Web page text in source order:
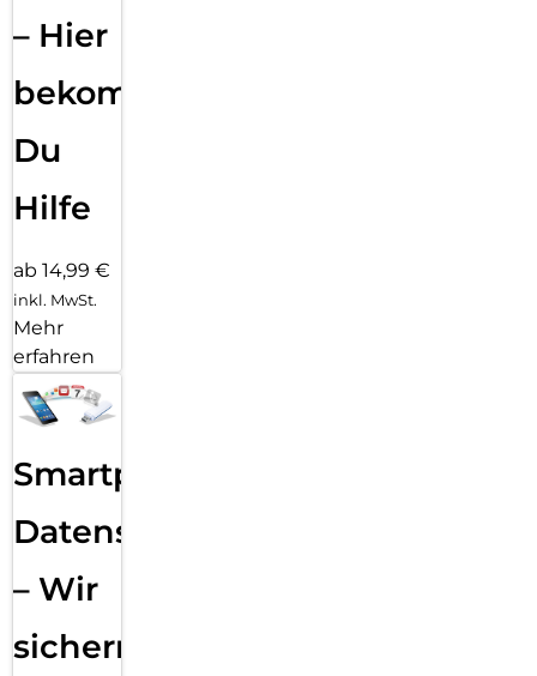
– Hier
bekommst
Du
Hilfe
ab 14,99 €
inkl. MwSt.
Mehr
erfahren
Smartphone
Datensicherung
– Wir
sichern